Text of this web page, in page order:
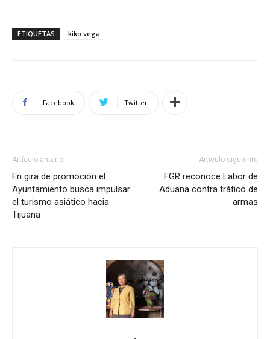
ETIQUETAS kiko vega
Facebook Twitter
Artículo anterior
En gira de promoción el
Ayuntamiento busca impulsar
el turismo asiático hacia
Tijuana
Artículo siguiente
FGR reconoce Labor de
Aduana contra tráfico de
armas
.